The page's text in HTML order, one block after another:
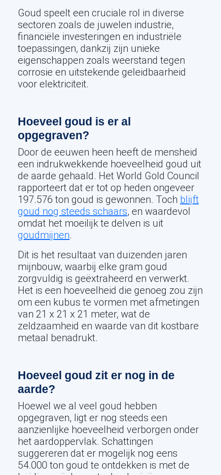
Goud speelt een cruciale rol in diverse
sectoren zoals de juwelen industrie,
financiële investeringen en industriële
toepassingen, dankzij zijn unieke
eigenschappen zoals weerstand tegen
corrosie en uitstekende geleidbaarheid
voor elektriciteit.
Hoeveel goud is er al
opgegraven?
Door de eeuwen heen heeft de mensheid
een indrukwekkende hoeveelheid goud uit
de aarde gehaald. Het World Gold Council
rapporteert dat er tot op heden ongeveer
197.576 ton goud is gewonnen. Toch blijft
goud nog steeds schaars, en waardevol
omdat het moeilijk te delven is uit
goudmijnen.
Dit is het resultaat van duizenden jaren
mijnbouw, waarbij elke gram goud
zorgvuldig is geëxtraheerd en verwerkt.
Het is een hoeveelheid die genoeg zou zijn
om een kubus te vormen met afmetingen
van 21 x 21 x 21 meter, wat de
zeldzaamheid en waarde van dit kostbare
metaal benadrukt.
Hoeveel goud zit er nog in de
aarde?
Hoewel we al veel goud hebben
opgegraven, ligt er nog steeds een
aanzienlijke hoeveelheid verborgen onder
het aardoppervlak. Schattingen
suggereren dat er mogelijk nog eens
54.000 ton goud te ontdekken is met de